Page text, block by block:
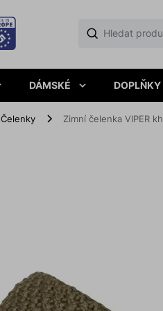
DÁMSKÉ DOPLŇKY
Čelenky Zimní čelenka VIPER